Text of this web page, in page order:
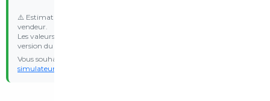
⚠️ Estimation indicative basée sur les données communiquées par le
vendeur.
Les valeurs d’émission WLTP et le malus réel peuvent varier selon la
version du véhicule.
Vous souhaitez une estimation personnalisée ? Essayez notre
simulateur de malus